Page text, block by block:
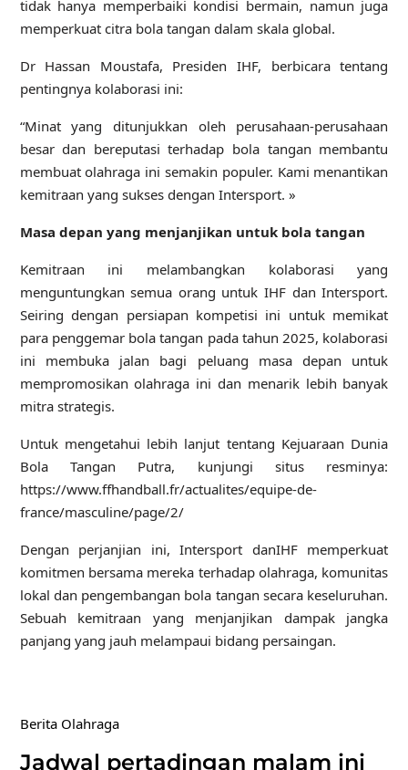
tidak hanya memperbaiki kondisi bermain, namun juga
memperkuat citra bola tangan dalam skala global.
Dr Hassan Moustafa, Presiden IHF, berbicara tentang
pentingnya kolaborasi ini:
“Minat yang ditunjukkan oleh perusahaan-perusahaan
besar dan bereputasi terhadap bola tangan membantu
membuat olahraga ini semakin populer. Kami menantikan
kemitraan yang sukses dengan Intersport. »
Masa depan yang menjanjikan untuk bola tangan
Kemitraan ini melambangkan kolaborasi yang
menguntungkan semua orang untuk IHF dan Intersport.
Seiring dengan persiapan kompetisi ini untuk memikat
para penggemar bola tangan pada tahun 2025, kolaborasi
ini membuka jalan bagi peluang masa depan untuk
mempromosikan olahraga ini dan menarik lebih banyak
mitra strategis.
Untuk mengetahui lebih lanjut tentang Kejuaraan Dunia
Bola Tangan Putra, kunjungi situs resminya:
https://www.ffhandball.fr/actualites/equipe-de-
france/masculine/page/2/
Dengan perjanjian ini, Intersport danIHFmemperkuat
komitmen bersama mereka terhadap olahraga, komunitas
lokal dan pengembangan bola tangan secara keseluruhan.
Sebuah kemitraan yang menjanjikan dampak jangka
panjang yang jauh melampaui bidang persaingan.
Berita Olahraga
Jadwal pertadingan malam ini